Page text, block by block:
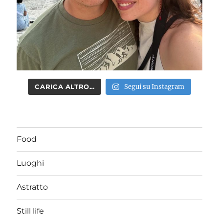
CARICA ALTRO… Segui su Instagram
Food
Luoghi
Astratto
Still life